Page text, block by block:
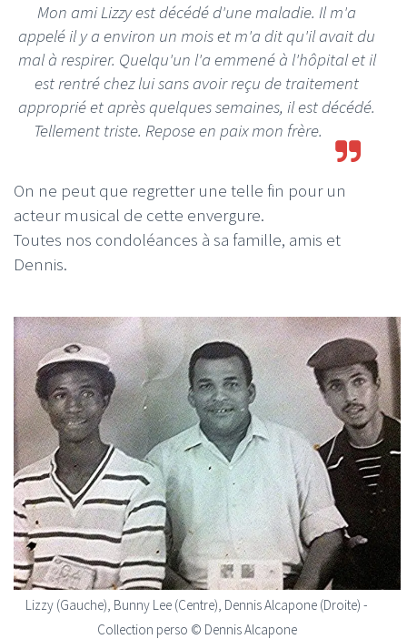
Mon ami Lizzy est décédé d'une maladie. Il m'a
appelé il y a environ un mois et m'a dit qu'il avait du
mal à respirer. Quelqu'un l'a emmené à l'hôpital et il
est rentré chez lui sans avoir reçu de traitement
approprié et après quelques semaines, il est décédé.
Tellement triste. Repose en paix mon frère.
On ne peut que regretter une telle fin pour un
acteur musical de cette envergure.
Toutes nos condoléances à sa famille, amis et
Dennis.
Lizzy (Gauche), Bunny Lee (Centre), Dennis Alcapone (Droite) -
Collection perso © Dennis Alcapone